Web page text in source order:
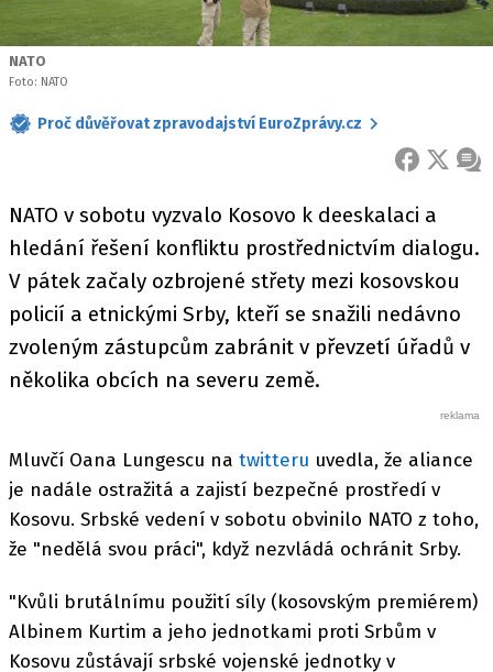
NATO
Foto: NATO
Proč důvěřovat zpravodajství EuroZprávy.cz
FACEBOOK
X
NATO v sobotu vyzvalo Kosovo k deeskalaci a
hledání řešení konfliktu prostřednictvím dialogu.
V pátek začaly ozbrojené střety mezi kosovskou
policií a etnickými Srby, kteří se snažili nedávno
zvoleným zástupcům zabránit v převzetí úřadů v
několika obcích na severu země.
Mluvčí Oana Lungescu na twitteru uvedla, že aliance
je nadále ostražitá a zajistí bezpečné prostředí v
Kosovu. Srbské vedení v sobotu obvinilo NATO z toho,
že "nedělá svou práci", když nezvládá ochránit Srby.
"Kvůli brutálnímu použití síly (kosovským premiérem)
Albinem Kurtim a jeho jednotkami proti Srbům v
Kosovu zůstávají srbské vojenské jednotky v